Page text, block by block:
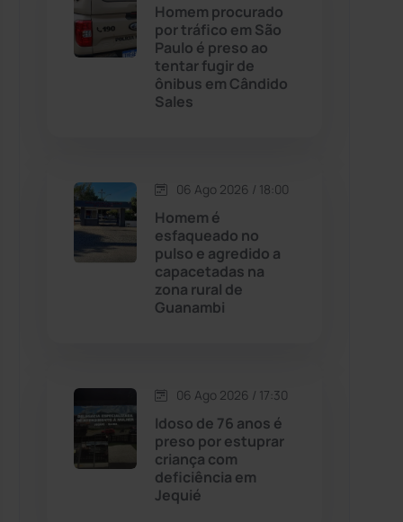
Caturama
Chapada Diamantina
Cordeiros
Dom Basílio
Érico Cardoso
Esportes
Homem procurado
por tráfico em São
Paulo é preso ao
tentar fugir de
ônibus em Cândido
Sales
06 Ago 2026 / 18:00
Homem é
esfaqueado no
pulso e agredido a
capacetadas na
zona rural de
Guanambi
06 Ago 2026 / 17:30
Idoso de 76 anos é
preso por estuprar
criança com
deficiência em
Jequié